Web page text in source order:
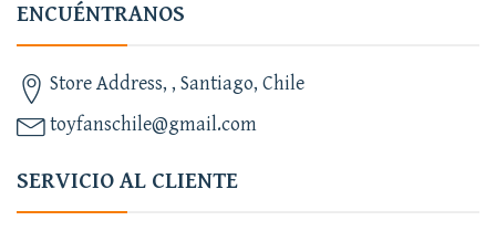
ENCUÉNTRANOS
Store Address, , Santiago, Chile
toyfanschile@gmail.com
SERVICIO AL CLIENTE